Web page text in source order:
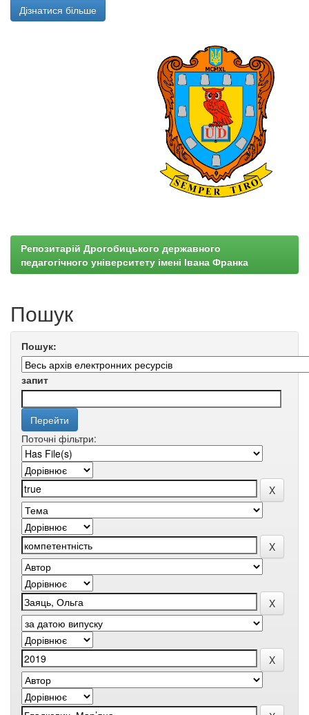
Дізнатися більше
Репозитарій Дрогобицького державного
педагогічного університету імені Івана Франка
Пошук
Пошук:
запит
Поточні фільтри: